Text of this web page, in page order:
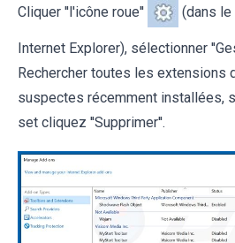
Cliquer ''l'icône roue'' (dans le
Internet Explorer), sélectionner
Rechercher toutes les extensions
suspectes récemment installées,
set cliquez ''Supprimer''.